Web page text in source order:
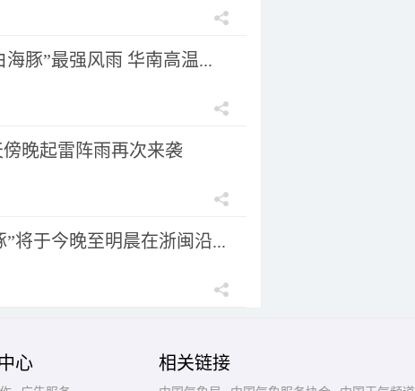
豚”最强风雨 华南高温...
晚起雷阵雨再次来袭
将于今晚至明晨在浙闽沿...
心 相关链接